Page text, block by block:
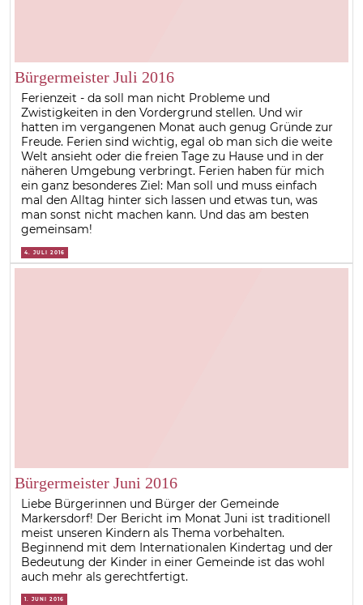
Bürgermeister Juli 2016
Ferienzeit - da soll man nicht Probleme und
Zwistigkeiten in den Vordergrund stellen. Und wir
hatten im vergangenen Monat auch genug Gründe zur
Freude. Ferien sind wichtig, egal ob man sich die weite
Welt ansieht oder die freien Tage zu Hause und in der
näheren Umgebung verbringt. Ferien haben für mich
ein ganz besonderes Ziel: Man soll und muss einfach
mal den Alltag hinter sich lassen und etwas tun, was
man sonst nicht machen kann. Und das am besten
gemeinsam!
4. JULI 2016
Bürgermeister Juni 2016
Liebe Bürgerinnen und Bürger der Gemeinde
Markersdorf! Der Bericht im Monat Juni ist traditionell
meist unseren Kindern als Thema vorbehalten.
Beginnend mit dem Internationalen Kindertag und der
Bedeutung der Kinder in einer Gemeinde ist das wohl
auch mehr als gerechtfertigt.
1. JUNI 2016